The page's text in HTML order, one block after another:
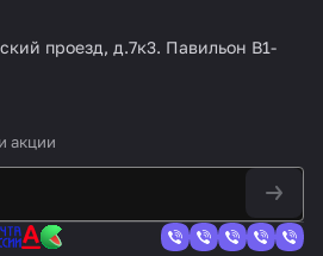
проезд, д.7к3. Павильон B1-
акции